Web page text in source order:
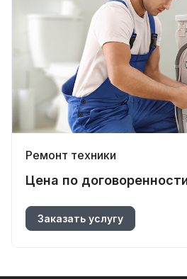
Ремонт техники
Цена по договор
Заказать услугу